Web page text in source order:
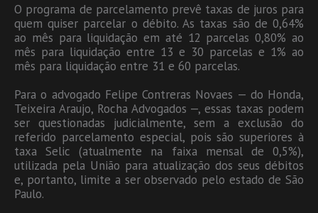
O programa de parcelamento prevê taxas de juros para
quem quiser parcelar o débito. As taxas são de 0,64%
ao mês para liquidação em até 12 parcelas 0,80% ao
mês para liquidação entre 13 e 30 parcelas e 1% ao
mês para liquidação entre 31 e 60 parcelas.
Para o advogado Felipe Contreras Novaes — do Honda,
Teixeira Araujo, Rocha Advogados —, essas taxas podem
ser questionadas judicialmente, sem a exclusão do
referido parcelamento especial, pois são superiores à
taxa Selic (atualmente na faixa mensal de 0,5%),
utilizada pela União para atualização dos seus débitos
e, portanto, limite a ser observado pelo estado de São
Paulo.